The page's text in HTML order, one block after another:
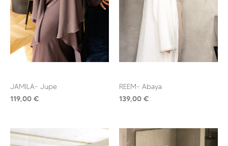
JAMILA- Jupe
119,00 €
REEM- Abaya
139,00 €